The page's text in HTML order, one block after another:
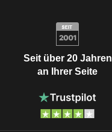
Seit über 20 Jahren
an Ihrer Seite